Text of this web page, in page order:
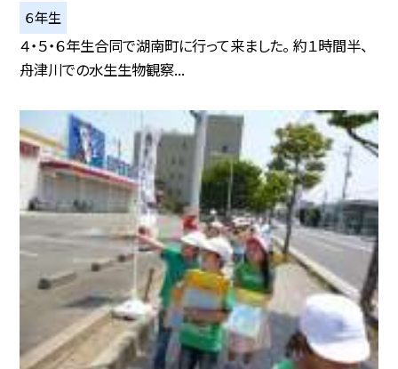
６年生
４・５・６年生合同で湖南町に行って来ました。 約１時間半、
舟津川での水生生物観察...